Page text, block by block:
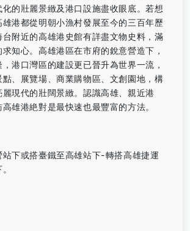
的壯麗景緻及港口設施盡收眼底。若想
港都從明朝小漁村發展至今的三百年歷
台附近的高雄港史館有詳盡文物史料，滿
知心。高雄港區在市府的銳意營造下，
港口灣區的建設更已晉升為世界一流，
點、展覽場、商業購物區、文創園地，構
現代的壯闊景緻。認識高雄、親近港
雄港絶對是最快速也最豐富的方法。
站下或搭臺鐵至高雄站下-轉搭高雄捷運